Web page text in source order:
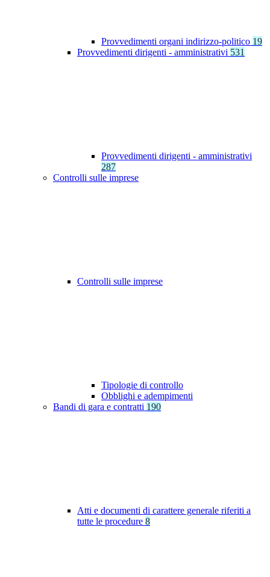
Provvedimenti organi indirizzo-politico 19
Provvedimenti dirigenti - amministrativi 531
Provvedimenti dirigenti - amministrativi
287
Controlli sulle imprese
Controlli sulle imprese
Tipologie di controllo
Obblighi e adempimenti
Bandi di gara e contratti 190
Atti e documenti di carattere generale riferiti a
tutte le procedure 8